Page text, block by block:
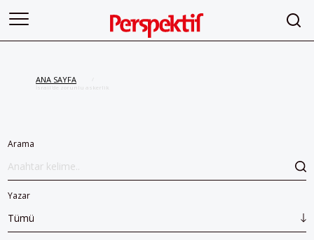
ANA SAYFA
İsrail'de zorunlu askerlik
Arama
Yazar
Tümü